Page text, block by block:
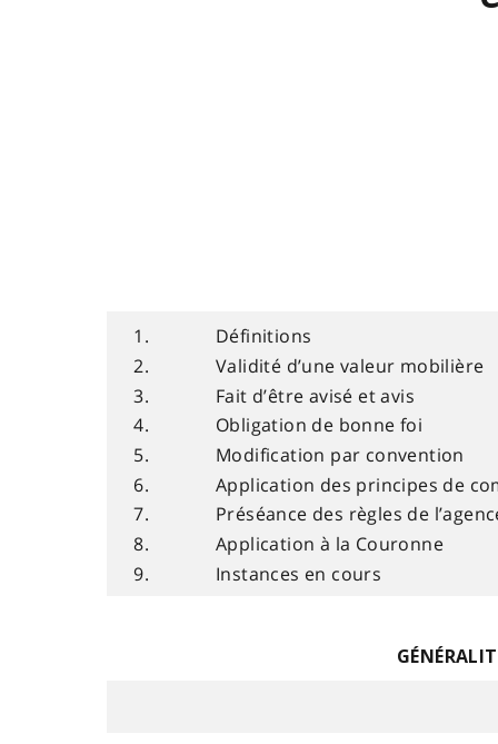
1.
2.
3.
4.
5.
6.
7.
8.
9.
Définitions
Validité d’une valeur mobilière
Fait d’être avisé et avis
Obligation de bonne foi
Modification par convention
Application des principes de
Préséance des règles de
Application à la Couronne
Instances en cours